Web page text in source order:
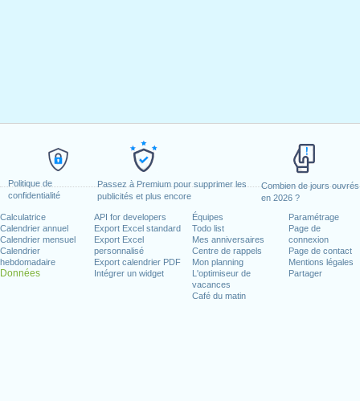
Politique de
confidentialité
Passez à Premium pour supprimer les
publicités et plus encore
Combien de jours ouvrés
en 2026 ?
Calculatrice
Calendrier annuel
Calendrier mensuel
Calendrier
hebdomadaire
Données
API for developers
Export Excel standard
Export Excel
personnalisé
Export calendrier PDF
Intégrer un widget
Équipes
Todo list
Mes anniversaires
Centre de rappels
Mon planning
L'optimiseur de
vacances
Café du matin
Paramétrage
Page de
connexion
Page de contact
Mentions légales
Partager